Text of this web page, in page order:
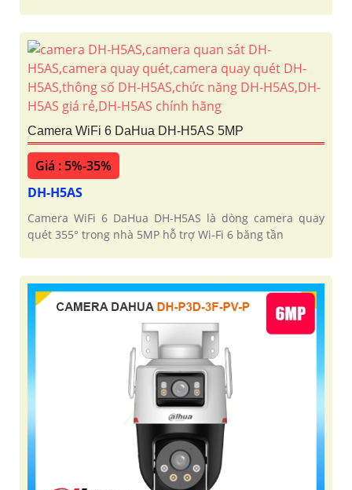
Camera WiFi 6 DaHua DH-H5AS 5MP
Giá : 5%-35%
DH-H5AS
Camera WiFi 6 DaHua DH-H5AS là dòng camera quay
quét 355° trong nhà 5MP hỗ trợ Wi-Fi 6 băng tần